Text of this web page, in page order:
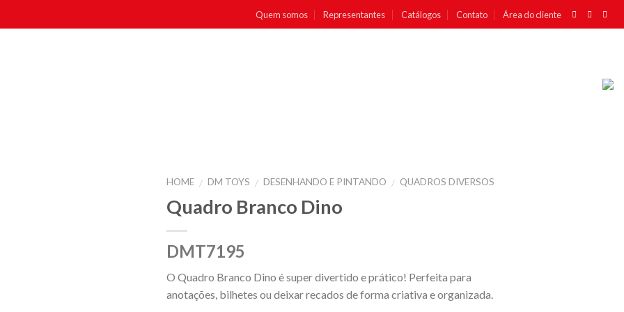
Quem somos Representantes Catálogos Contato Área do cliente
HOME / DM TOYS / DESENHANDO E PINTANDO / QUADROS DIVERSOS
Quadro Branco Dino
DMT7195
O Quadro Branco Dino é super divertido e prático! Perfeita para
anotações, bilhetes ou deixar recados de forma criativa e organizada.